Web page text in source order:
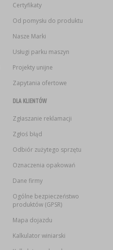
Certyfikaty
Od pomysłu do produktu
Nasze Marki
Usługi parku maszyn
Projekty unijne
Zapytania ofertowe
DLA KLIENTÓW
Zgłaszanie reklamacji
Zgłoś błąd
Odbiór zużytego sprzętu
Oznaczenia opakowań
Dane firmy
Ogólne bezpieczeństwo
produktów (GPSR)
Mapa dojazdu
Kalkulator winiarski